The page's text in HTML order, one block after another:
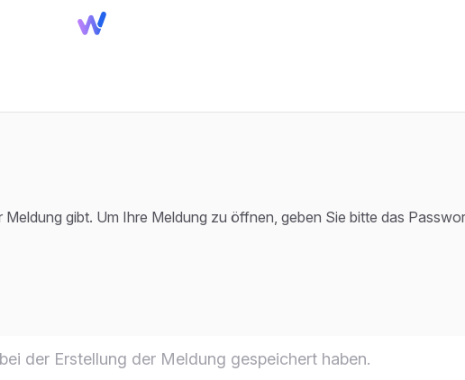
gibt. Um Ihre Meldung zu öffnen, geben Sie bitte das